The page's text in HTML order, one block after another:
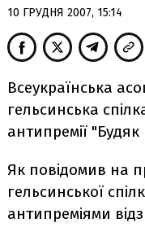
10 ГРУДНЯ 2007, 15:14
Всеукраїнська
гельсинська
антипремії "Будяк
Як повідомив на
гельсинської
антипреміями